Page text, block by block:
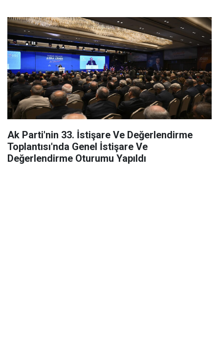
Ak Parti'nin 33. İstişare Ve Değerlendirme
Toplantısı'nda Genel İstişare Ve
Değerlendirme Oturumu Yapıldı